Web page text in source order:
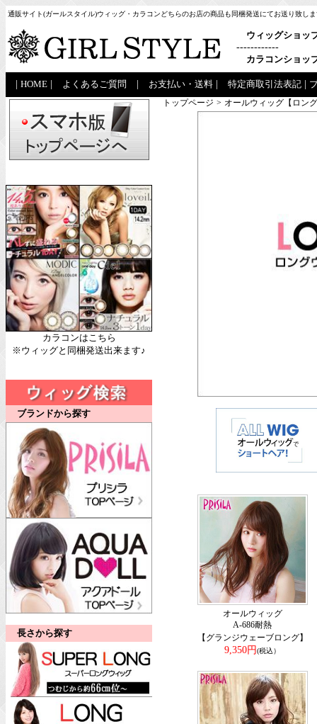
通販サイト(ガールスタイル)ウィッグ・カラコンどちらのお店の商品も同梱発送にてお送り致し
ウィッグショッ
------------
カラコンショッ
HOME よくあるご質問 お支払い・送料 特定商取引法表記
カラコンはこちら
※ウィッグと同梱発送出来ます♪
ブランドから探す
長さから探す
トップページ > オールウィッグ【ロン
オールウィッグ
A-686耐熱
【グランジウェーブロング】
9,350円(税込）